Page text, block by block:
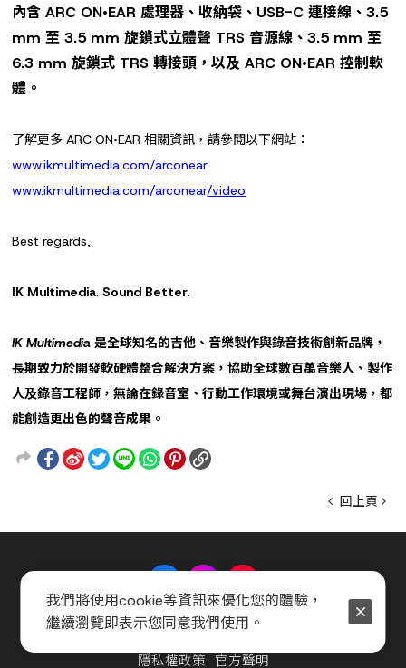
內含 ARC ON•EAR處理器、收納袋、 USB-C連接線、3.5
mm至 3.5 mm旋鎖式立體聲 TRS音源線、3.5 mm至
6.3 mm旋鎖式 TRS轉接頭，以及 ARC ON•EAR控制軟
體。
了解更多 ARC ON•EAR 相關資訊，請參閱以下網站：
www.ikmultimedia.com/arconear
www.ikmultimedia.com/arconear/video
Best regards,
IK Multimedia.Sound Better.
IK Multimedia 是全球知名的吉他、音樂製作與錄音技術創新品牌，
長期致力於開發軟硬體整合解決方案，協助全球數百萬音樂人、製作
人及錄音工程師，無論在錄音室、行動工作環境或舞台演出現場，都
能創造更出色的聲音成果。
回上頁
隱私權政策 官方聲明
我們將使用cookie等資訊來優化您的體驗，
繼續瀏覽即表示您同意我們使用。